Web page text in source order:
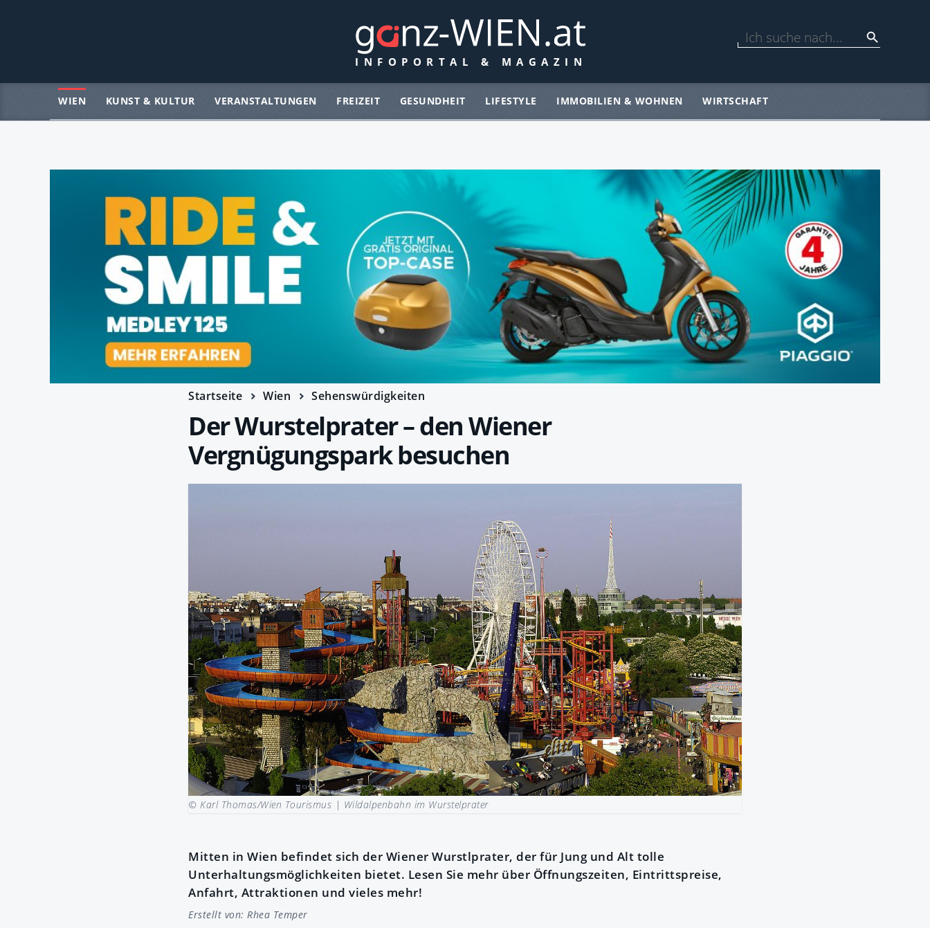
WIEN KUNST & KULTUR VERANSTALTUNGEN FREIZEIT GESUNDHEIT LIFESTYLE IMMOBILIEN & WOHNEN WIRTSCHAFT
Startseite Wien Sehenswürdigkeiten
Der Wurstelprater – den Wiener
Vergnügungspark besuchen
© Karl Thomas/Wien Tourismus | Wildalpenbahn im Wurstelprater
Mitten in Wien befindet sich der Wiener Wurstlprater, der für Jung und Alt tolle
Unterhaltungsmöglichkeiten bietet. Lesen Sie mehr über Öffnungszeiten, Eintrittspreise,
Anfahrt, Attraktionen und vieles mehr!
Erstellt von: Rhea Temper